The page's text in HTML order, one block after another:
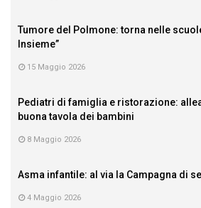
Tumore del Polmone: torna nelle
Insieme”
15 Maggio 2026
Pediatri di famiglia e ristorazione:
buona tavola dei bambini
8 Maggio 2026
Asma infantile: al via la Campagna di
4 Maggio 2026